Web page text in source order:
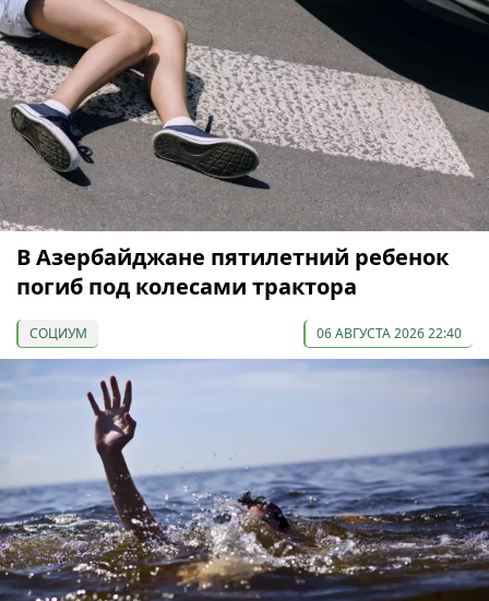
В Азербайджане пятилетний ребенок
погиб под колесами трактора
СОЦИУМ 06 АВГУСТА 2026 22:40